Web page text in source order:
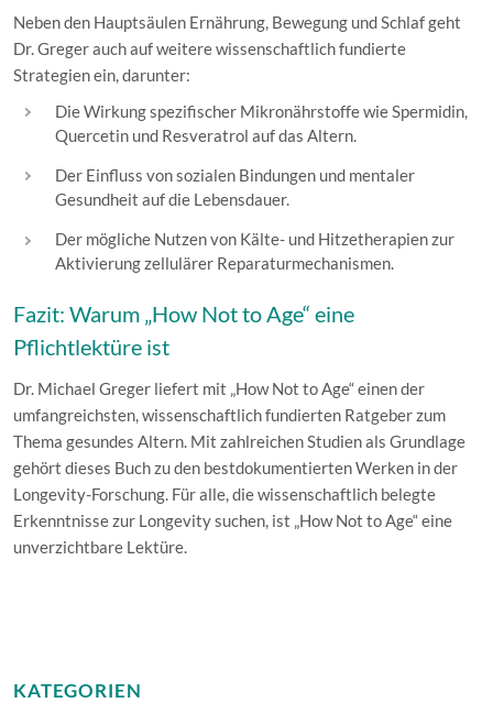
Neben den Hauptsäulen Ernährung, Bewegung und Schlaf geht
Dr. Greger auch auf weitere wissenschaftlich fundierte
Strategien ein, darunter:
Die Wirkung spezifischer Mikronährstoffe wie Spermidin,
Quercetin und Resveratrol auf das Altern.
Der Einfluss von sozialen Bindungen und mentaler
Gesundheit auf die Lebensdauer.
Der mögliche Nutzen von Kälte- und Hitzetherapien zur
Aktivierung zellulärer Reparaturmechanismen.
Fazit: Warum „How Not to Age“ eine
Pflichtlektüre ist
Dr. Michael Greger liefert mit „How Not to Age“ einen der
umfangreichsten, wissenschaftlich fundierten Ratgeber zum
Thema gesundes Altern. Mit zahlreichen Studien als Grundlage
gehört dieses Buch zu den bestdokumentierten Werken in der
Longevity-Forschung. Für alle, die wissenschaftlich belegte
Erkenntnisse zur Longevity suchen, ist „How Not to Age“ eine
unverzichtbare Lektüre.
KATEGORIEN